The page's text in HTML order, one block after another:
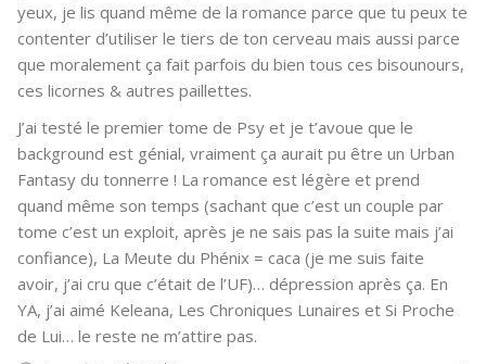
yeux, je lis quand même de la romance parce que tu peux te
contenter d’utiliser le tiers de ton cerveau mais aussi parce
que moralement ça fait parfois du bien tous ces bisounours,
ces licornes & autres paillettes.
J’ai testé le premier tome de Psy et je t’avoue que le
background est génial, vraiment ça aurait pu être un Urban
Fantasy du tonnerre ! La romance est légère et prend
quand même son temps (sachant que c’est un couple par
tome c’est un exploit, après je ne sais pas la suite mais j’ai
confiance), La Meute du Phénix = caca (je me suis faite
avoir, j’ai cru que c’était de l’UF)… dépression après ça. En
YA, j’ai aimé Keleana, Les Chroniques Lunaires et Si Proche
de Lui… le reste ne m’attire pas.